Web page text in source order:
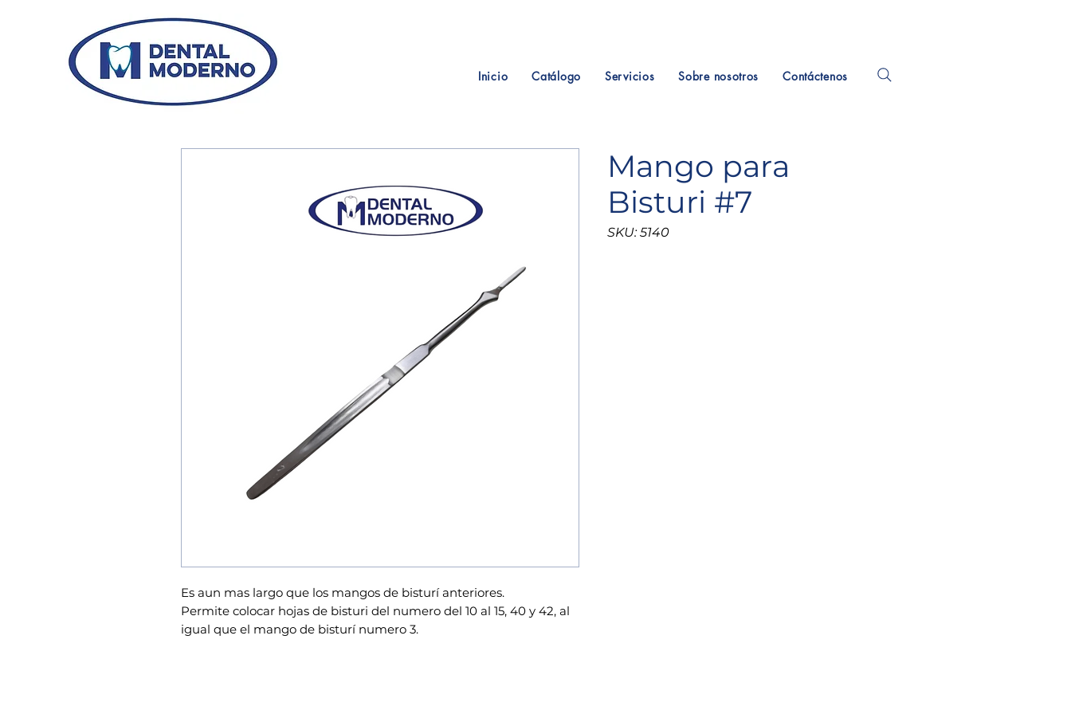
Inicio Catálogo Servicios Sobre nosotros Contáctenos
Es aun mas largo que los mangos de bisturí anteriores.
Permite colocar hojas de bisturi del numero del 10 al 15, 40 y 42, al
igual que el mango de bisturí numero 3.
Mango para
Bisturi #7
SKU: 5140